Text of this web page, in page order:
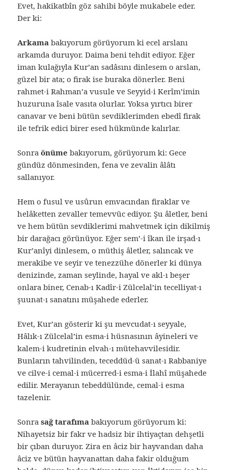
Evet, hakikatbîn göz sahibi böyle mukabele eder.
Der ki:
Arkama bakıyorum görüyorum ki ecel arslanı
arkamda duruyor. Daima beni tehdit ediyor. Eğer
iman kulağıyla Kur’an sadâsını dinlesem o arslan,
güzel bir ata; o firak ise buraka dönerler. Beni
rahmet-i Rahman’a vusule ve Seyyid-i Kerîm’imin
huzuruna îsale vasıta olurlar. Yoksa yırtıcı birer
canavar ve beni bütün sevdiklerimden ebedî firak
ile tefrik edici birer esed hükmünde kalırlar.
Sonraönüme bakıyorum, görüyorum ki: Gece
gündüz dönmesinden, fena ve zevalin âlâtı
sallanıyor.
Hem o fusul ve usûrun emvacından firaklar ve
helâketten zevaller temevvüc ediyor. Şu âletler, beni
ve hem bütün sevdiklerimi mahvetmek için dikilmiş
bir darağacı görünüyor. Eğer sem’-i îkan ile irşad-ı
Kur’anîyi dinlesem, o müthiş âletler, salıncak ve
merakibe ve seyir ve tenezzühe dönerler ki dünya
denizinde, zaman seylinde, hayal ve akl-ı beşer
onlara biner, Cenab-ı Kadîr-i Zülcelal’in tecelliyat-ı
şuunat-ı sanatını müşahede ederler.
Evet, Kur’an gösterir ki şu mevcudat-ı seyyale,
Hâlık-ı Zülcelal’in esma-i hüsnasının âyineleri ve
kalem-i kudretinin elvah-ı mütehavvilesidir.
Bunların tahvilinden, teceddüd-ü sanat-ı Rabbaniye
ve cilve-i cemal-i mücerred-i esma-i İlahî müşahede
edilir. Merayanın tebeddülünde, cemal-i esma
tazelenir.
Sonrasağ tarafıma bakıyorum görüyorum ki:
Nihayetsiz bir fakr ve hadsiz bir ihtiyaçtan dehşetli
bir çıban duruyor. Zira en âciz bir hayvandan daha
âciz ve bütün hayvanattan daha fakir olduğum